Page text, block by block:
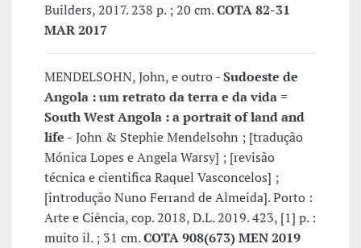
Builders, 2017. 238 p. ; 20 cm.COTA 82-31
MAR 2017
MENDELSOHN, John, e outro -Sudoeste de
Angola : um retrato da terra e da vida =
South West Angola : a portrait of land and
life - John & Stephie Mendelsohn ; [tradução
Mónica Lopes e Angela Warsy] ; [revisão
técnica e cientifica Raquel Vasconcelos] ;
[introdução Nuno Ferrand de Almeida]. Porto :
Arte e Ciência, cop. 2018, D.L. 2019. 423, [1] p. :
muito il. ; 31 cm.COTA 908(673) MEN 2019